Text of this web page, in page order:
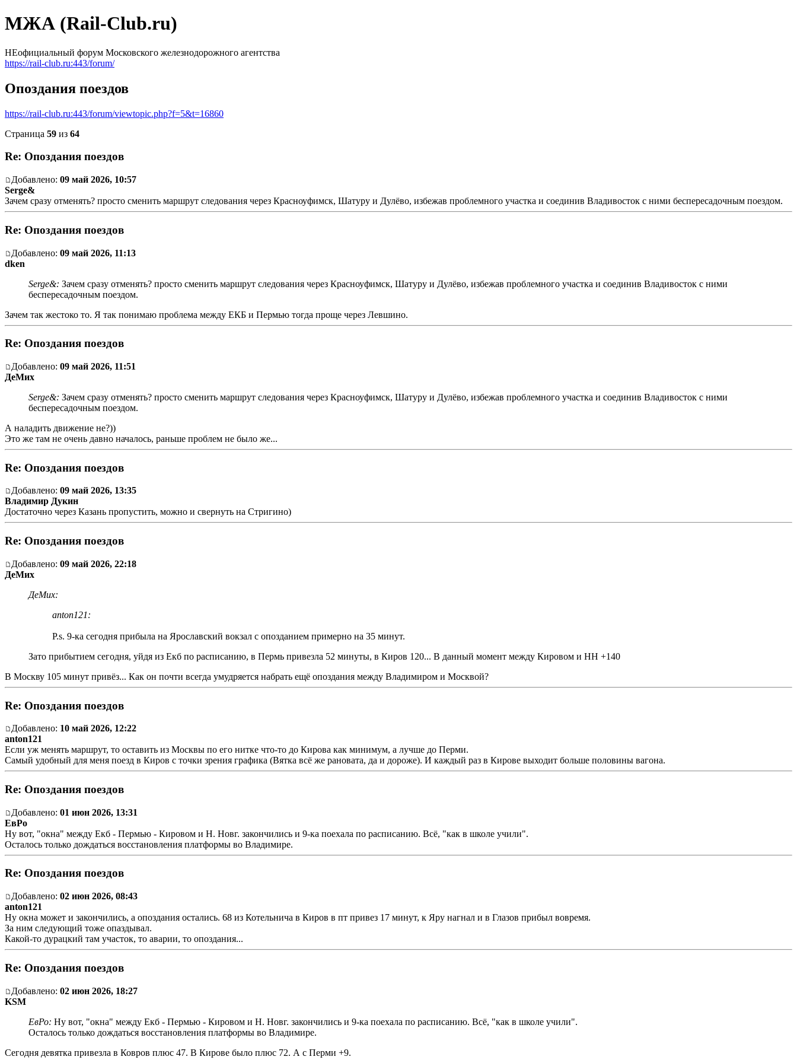
МЖА (Rail-Club.ru)
НЕофициальный форум Московского железнодорожного агентства
https://rail-club.ru:443/forum/
Опоздания поездов
https://rail-club.ru:443/forum/viewtopic.php?f=5&t=16860
Страница 59 из 64
Re: Опоздания поездов
Добавлено: 09 май 2026, 10:57
Serge&
Зачем сразу отменять? просто сменить маршрут следования через Красноуфимск, Шатуру и Дулёво, избежав проблемного участка и соединив Владивосток с ними беспересадочным поездом.
Re: Опоздания поездов
Добавлено: 09 май 2026, 11:13
dken
Serge&: Зачем сразу отменять? просто сменить маршрут следования через Красноуфимск, Шатуру и Дулёво, избежав проблемного участка и соединив Владивосток с ними
беспересадочным поездом.
Зачем так жестоко то. Я так понимаю проблема между ЕКБ и Пермью тогда проще через Левшино.
Re: Опоздания поездов
Добавлено: 09 май 2026, 11:51
ДеМих
Serge&: Зачем сразу отменять? просто сменить маршрут следования через Красноуфимск, Шатуру и Дулёво, избежав проблемного участка и соединив Владивосток с ними
беспересадочным поездом.
А наладить движение не?))
Это же там не очень давно началось, раньше проблем не было же...
Re: Опоздания поездов
Добавлено: 09 май 2026, 13:35
Владимир Дукин
Достаточно через Казань пропустить, можно и свернуть на Стригино)
Re: Опоздания поездов
Добавлено: 09 май 2026, 22:18
ДеМих
ДеМих:
anton121:
P.s. 9-ка сегодня прибыла на Ярославский вокзал с опозданием примерно на 35 минут.
Зато прибытием сегодня, уйдя из Екб по расписанию, в Пермь привезла 52 минуты, в Киров 120... В данный момент между Кировом и НН +140
В Москву 105 минут привёз... Как он почти всегда умудряется набрать ещё опоздания между Владимиром и Москвой?
Re: Опоздания поездов
Добавлено: 10 май 2026, 12:22
anton121
Если уж менять маршрут, то оставить из Москвы по его нитке что-то до Кирова как минимум, а лучше до Перми.
Самый удобный для меня поезд в Киров с точки зрения графика (Вятка всё же рановата, да и дороже). И каждый раз в Кирове выходит больше половины вагона.
Re: Опоздания поездов
Добавлено: 01 июн 2026, 13:31
ЕвРо
Ну вот, "окна" между Екб - Пермью - Кировом и Н. Новг. закончились и 9-ка поехала по расписанию. Всё, "как в школе учили".
Осталось только дождаться восстановления платформы во Владимире.
Re: Опоздания поездов
Добавлено: 02 июн 2026, 08:43
anton121
Ну окна может и закончились, а опоздания остались. 68 из Котельнича в Киров в пт привез 17 минут, к Яру нагнал и в Глазов прибыл вовремя.
За ним следующий тоже опаздывал.
Какой-то дурацкий там участок, то аварии, то опоздания...
Re: Опоздания поездов
Добавлено: 02 июн 2026, 18:27
KSM
ЕвРо: Ну вот, "окна" между Екб - Пермью - Кировом и Н. Новг. закончились и 9-ка поехала по расписанию. Всё, "как в школе учили".
Осталось только дождаться восстановления платформы во Владимире.
Сегодня девятка привезла в Ковров плюс 47. В Кирове было плюс 72. А с Перми +9.